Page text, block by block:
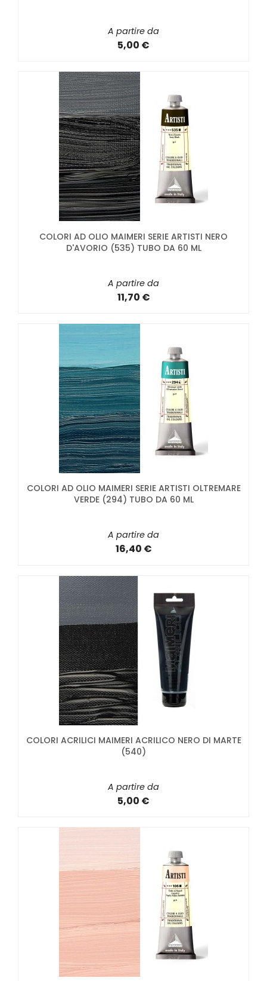
A partire da
5,00 €
COLORI AD OLIO MAIMERI SERIE ARTISTI NERO
D'AVORIO (535) TUBO DA 60 ML
A partire da
11,70 €
COLORI AD OLIO MAIMERI SERIE ARTISTI OLTREMARE
VERDE (294) TUBO DA 60 ML
A partire da
16,40 €
COLORI ACRILICI MAIMERI ACRILICO NERO DI MARTE
(540)
A partire da
5,00 €